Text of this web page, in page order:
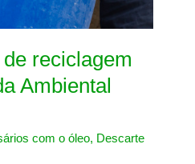
reciclagem
Ambiental
com o óleo, Descarte